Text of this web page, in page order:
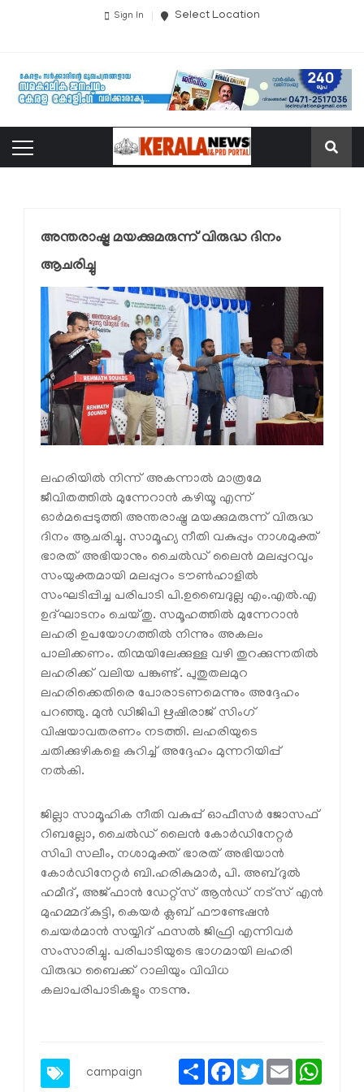
Sign In Select Location
അന്തരാഷ്ട്ര മയക്കുമരുന്ന് വിരുദ്ധ ദിനം
ആചരിച്ചു
ലഹരിയില്‍ നിന്ന് അകന്നാല്‍ മാത്രമേ
ജീവിതത്തില്‍ മുന്നേറാന്‍ കഴിയൂ എന്ന്
ഓര്‍മപ്പെടുത്തി അന്തരാഷ്ട്ര മയക്കുമരുന്ന് വിരുദ്ധ
ദിനം ആചരിച്ചു. സാമൂഹ്യ നീതി വകുപ്പും നാശമുക്ത്
ഭാരത് അഭിയാനും ചൈല്‍ഡ് ലൈന്‍ മലപ്പുറവും
സംയുക്തമായി മലപ്പുറം ടൗണ്‍ഹാളില്‍
സംഘടിപ്പിച്ച പരിപാടി പി.ഉബൈദുല്ല എം.എല്‍.എ
ഉദ്ഘാടനം ചെയ്തു. സമൂഹത്തില്‍ മുന്നേറാന്‍
ലഹരി ഉപയോഗത്തില്‍ നിന്നും അകലം
പാലിക്കണം. തിന്മയിലേക്കുള്ള വഴി തുറക്കുന്നതില്‍
ലഹരിക്ക് വലിയ പങ്കുണ്ട്. പുതുതലമുറ
ലഹരിക്കെതിരെ പോരാടണമെന്നും അദ്ദേഹം
പറഞ്ഞു. മുന്‍ ഡിജിപി ഋഷിരാജ് സിംഗ്
വിഷയാവതരണം നടത്തി. ലഹരിയുടെ
ചതിക്കുഴികളെ കുറിച്ച് അദ്ദേഹം മുന്നറിയിപ്പ്
നല്‍കി.
ജില്ലാ സാമൂഹിക നീതി വകുപ്പ് ഓഫീസര്‍ ജോസഫ്
റിബല്ലോ, ചൈല്‍ഡ് ലൈന്‍ കോര്‍ഡിനേറ്റര്‍
സിപി സലീം, നശാമുക്ത് ഭാരത് അഭിയാന്‍
കോര്‍ഡിനേറ്റര്‍ ബി.ഹരികുമാര്‍, പി. അബ്ദുല്‍
ഹമീദ്, അജ്ഫാന്‍ ഡേറ്റ്‌സ് ആന്‍ഡ് നട്‌സ് എന്‍
മുഹമ്മദ്കുട്ടി, കെയര്‍ ക്ലബ് ഫൗണ്ടേഷന്‍
ചെയര്‍മാന്‍ സയ്യിദ് ഫസല്‍ ജിഫ്രി എന്നിവര്‍
സംസാരിച്ചു. പരിപാടിയുടെ ഭാഗമായി ലഹരി
വിരുദ്ധ ബൈക്ക് റാലിയും വിവിധ
കലാപരിപാടികളും നടന്നു.
campaign
ShareFacebook
TwitterEmail